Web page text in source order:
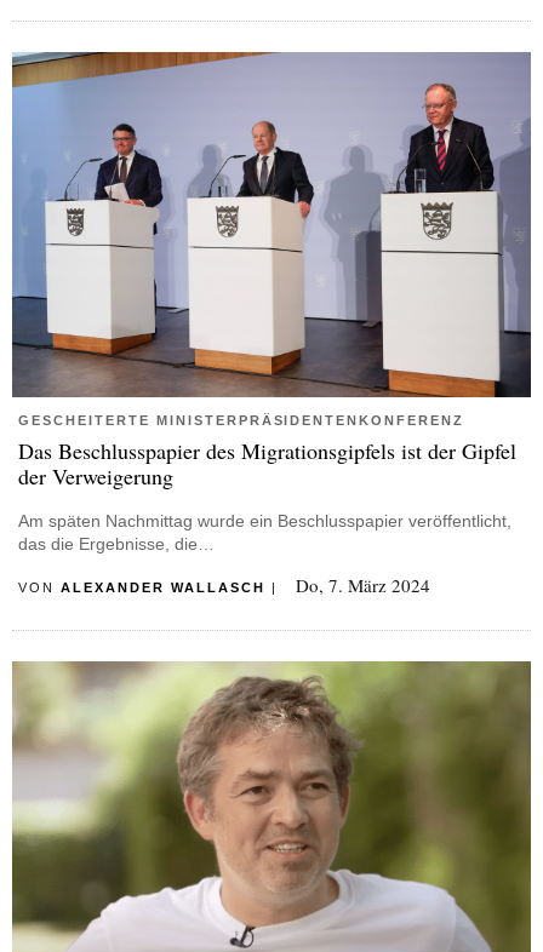
GESCHEITERTE MINISTERPRÄSIDENTENKONFERENZ
Das Beschlusspapier des Migrationsgipfels ist der Gipfel
der Verweigerung
Am späten Nachmittag wurde ein Beschlusspapier veröffentlicht,
das die Ergebnisse, die…
VON ALEXANDER WALLASCH Do, 7. März 2024